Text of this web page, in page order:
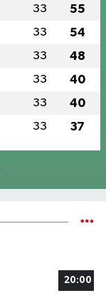
33 55
33 54
33 48
33 40
33 40
33 37
20:00